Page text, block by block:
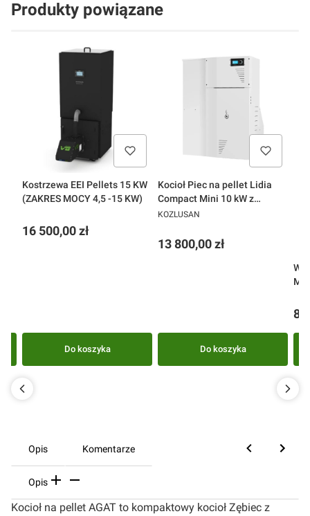
Produkty powiązane
Kostrzewa EEI Pellets 15 KW
(ZAKRES MOCY 4,5 -15 KW)
Cena
16 500,00 zł
Do koszyka
Kocioł Piec na pellet Lidia
Compact Mini 10 kW z
bocznym zasobnikiem
PRODUCENT
KOZLUSAN
Cena
13 800,00 zł
Do koszyka
8
Opis Komentarze
Opis
Kocioł na pellet AGAT to kompaktowy kocioł Zębiec z